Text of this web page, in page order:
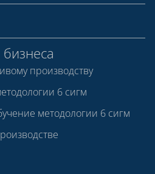
производству
6 сигм
методологии 6 сигм